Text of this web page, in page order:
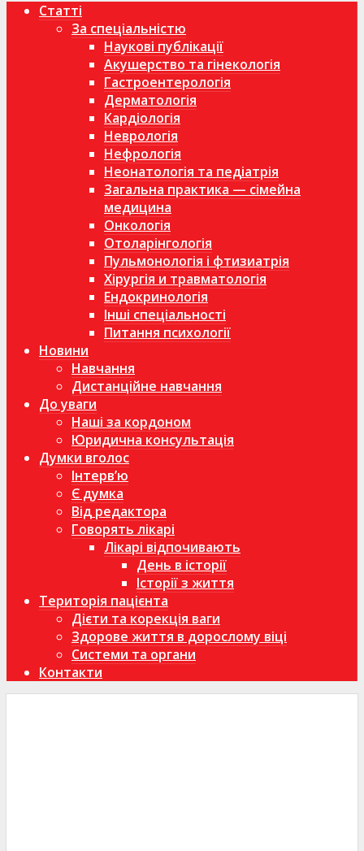
Статті
За спеціальністю
Наукові публікації
Акушерство та гінекологія
Гастроентерологія
Дерматологія
Кардіологія
Неврологія
Нефрологія
Неонатологія та педіатрія
Загальна практика — сімейна
медицина
Онкологія
Отоларінгологія
Пульмонологія і фтизиатрія
Хірургія и травматологія
Ендокринологія
Інші спеціальності
Питання психології
Новини
Навчання
Дистанційне навчання
До уваги
Наші за кордоном
Юридична консультація
Думки вголос
Інтерв’ю
Є думка
Від редактора
Говорять лікарі
Лікарі відпочивають
День в історії
Історії з життя
Територія пацієнта
Дієти та корекція ваги
Здорове життя в дорослому віці
Системи та органи
Контакти